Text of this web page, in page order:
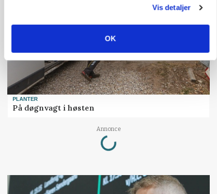
Vis detaljer
OK
PLANTER
På døgnvagt i høsten
Annonce
Loading...